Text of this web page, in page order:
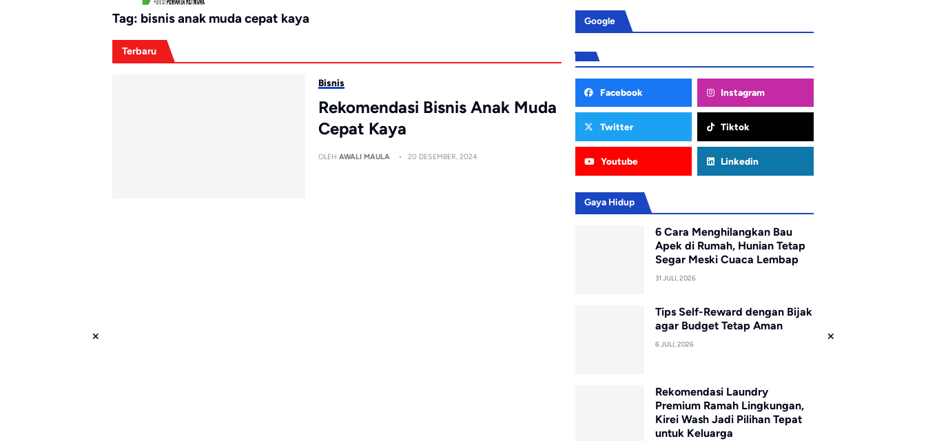
Tag: bisnis anak muda cepat kaya
Terbaru
Bisnis
Rekomendasi Bisnis Anak Muda
Cepat Kaya
OLEHAWALI MAULA 20 DESEMBER, 2024
Google
Facebook Instagram
Twitter Tiktok
Youtube Linkedin
Gaya Hidup
6 Cara Menghilangkan Bau
Apek di Rumah, Hunian Tetap
Segar Meski Cuaca Lembap
31 JULI, 2026
Tips Self-Reward dengan Bijak
agar Budget Tetap Aman
6 JULI, 2026
Rekomendasi Laundry
Premium Ramah Lingkungan,
Kirei Wash Jadi Pilihan Tepat
untuk Keluarga